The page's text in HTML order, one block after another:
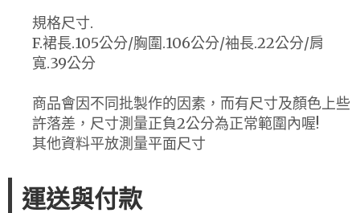
規格尺寸.
F.裙長.105公分/胸圍.106公分/袖長.22公分/肩
寬.39公分
商品會因不同批製作的因素，而有尺寸及顏色上些
許落差，尺寸測量正負2公分為正常範圍內喔!
其他資料平放測量平面尺寸
運送與付款